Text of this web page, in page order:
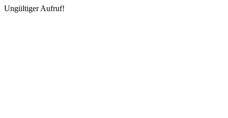
Ungültiger Aufruf!